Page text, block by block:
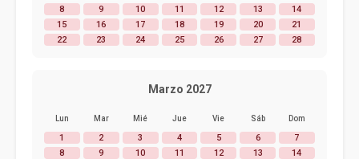
8
9 10 11 12 13
14
15
16 17 18 19 20
21
22
23 24 25 26 27 28
Marzo 2027
Lun Mar Mié Jue Vie Sáb Dom
1 2 3 4 5 6
7
8
9 10 11 12 13
14